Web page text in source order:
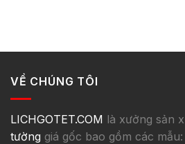
VỀ CHÚNG TÔI
LICHGOTET.COM là xưởng sản
tường giá gốc bao gồm các mẫu: